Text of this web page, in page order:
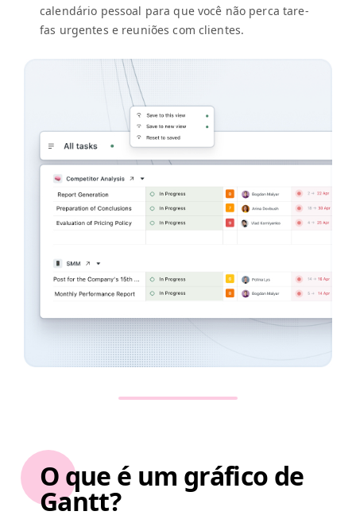
cal­endário pes­soal para que você não per­ca tare­
fas urgentes e reuniões com clientes.
O que é um gráfico de
Gantt?